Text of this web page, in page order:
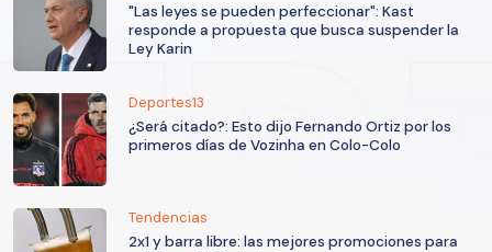
"Las leyes se pueden perfeccionar": Kast
responde a propuesta que busca suspender la
Ley Karin
Deportes13
¿Será citado?: Esto dijo Fernando Ortiz por los
primeros días de Vozinha en Colo-Colo
Tendencias
2x1 y barra libre: las mejores promociones para